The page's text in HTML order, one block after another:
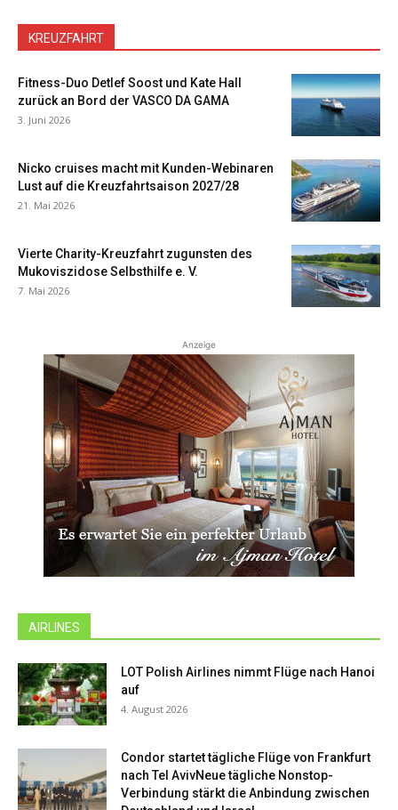
KREUZFAHRT
Fitness-Duo Detlef Soost und Kate Hall
zurück an Bord der VASCO DA GAMA
3. Juni 2026
Nicko cruises macht mit Kunden-Webinaren
Lust auf die Kreuzfahrtsaison 2027/28
21. Mai 2026
Vierte Charity-Kreuzfahrt zugunsten des
Mukoviszidose Selbsthilfe e. V.
7. Mai 2026
Anzeige
AIRLINES
LOT Polish Airlines nimmt Flüge nach Hanoi
auf
4. August 2026
Condor startet tägliche Flüge von Frankfurt
nach Tel AvivNeue tägliche Nonstop-
Verbindung stärkt die Anbindung zwischen